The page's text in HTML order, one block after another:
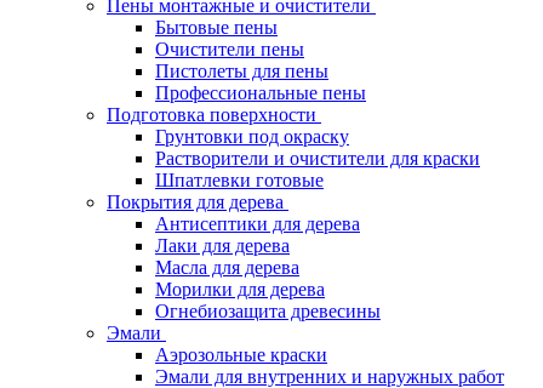
Пены монтажные и очистители
Бытовые пены
Очистители пены
Пистолеты для пены
Профессиональные пены
Подготовка поверхности
Грунтовки под окраску
Растворители и очистители для краски
Шпатлевки готовые
Покрытия для дерева
Антисептики для дерева
Лаки для дерева
Масла для дерева
Морилки для дерева
Огнебиозащита древесины
Эмали
Аэрозольные краски
Эмали для внутренних и наружных работ